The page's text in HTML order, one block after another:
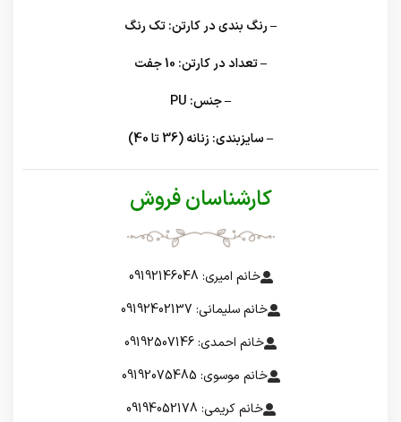
– رنگ بندی در کارتن:تک رنگ
– تعداد در کارتن:
– جنس:
– سایزبندی:زنانه (36 تا 40)
کارشناسان فروش
خانم امیری: 09192146048
خانم سلیمانی: 09192402137
خانم احمدی: 09192507146
خانم موسوی: 09192075485
خانم کریمی: 09194052178